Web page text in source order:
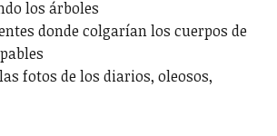
los árboles
donde colgarían los cuerpos de
fotos de los diarios, oleosos,